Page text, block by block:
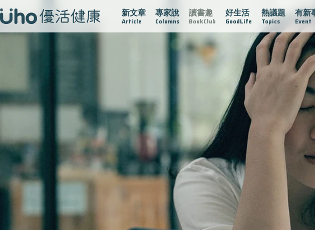
新文章
Article
專家說
Columns
讀書趣
BookClub
好生活
GoodLife
熱議題
Topics
有新
Event
疫情保衛戰 再生醫學 愛的未來視 認識攝護腺肥大 守護骨骼健康 達文